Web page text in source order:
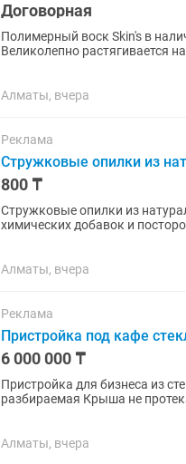
Договорная
Полимерный воск Skin's в
Великолепно растягивается
Алматы, вчера
Реклама
Стружковые опилки из
800 ₸
Стружковые опилки из натуральной сосны Экологически
химических добавок и посторонних примесей. Размер
Алматы, вчера
Реклама
Пристройка под кафе
6 000 000 ₸
Пристройка для бизнеса из
разбираемая Крыша не
Алматы, вчера